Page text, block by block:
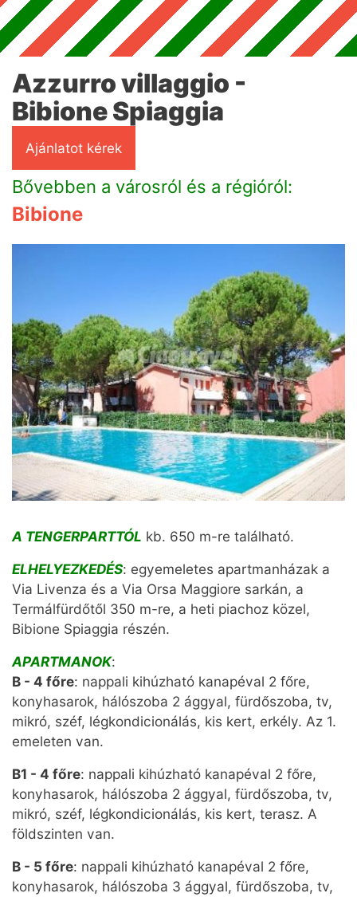
Azzurro villaggio -
Bibione Spiaggia
Ajánlatot kérek
Bővebben a városról és a régióról:
Bibione
A TENGERPARTTÓL kb. 650 m-re található.
ELHELYEZKEDÉS: egyemeletes apartmanházak a
Via Livenza és a Via Orsa Maggiore sarkán, a
Termálfürdőtől 350 m-re, a heti piachoz közel,
Bibione Spiaggia részén.
APARTMANOK:
B - 4 főre: nappali kihúzható kanapéval 2 főre,
konyhasarok, hálószoba 2 ággyal, fürdőszoba, tv,
mikró, széf, légkondicionálás, kis kert, erkély. Az 1.
emeleten van.
B1 - 4 főre: nappali kihúzható kanapéval 2 főre,
konyhasarok, hálószoba 2 ággyal, fürdőszoba, tv,
mikró, széf, légkondicionálás, kis kert, terasz. A
földszinten van.
B - 5 főre: nappali kihúzható kanapéval 2 főre,
konyhasarok, hálószoba 3 ággyal, fürdőszoba, tv,